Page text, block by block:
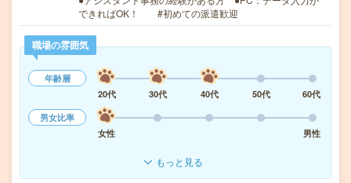
できればOK！ #初めての派遣歓迎
職場の雰囲気
年齢層
20代
30代 40代 50代
60代
男女比率
女性
男性
もっと見る